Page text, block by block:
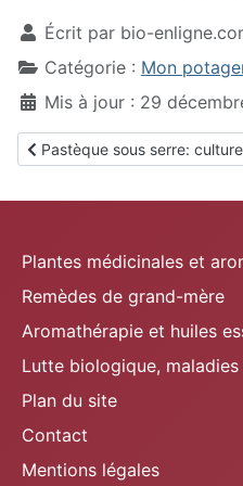
Écrit par bio-
Catégorie : Mon
Mis à jour : 29
Article précédent : Pastèque
Pastèque sous serre:
Plantes médicinales et
Remèdes de grand-mère
Aromathérapie et huiles
Lutte biologique,
Plan du site
Contact
Mentions légales